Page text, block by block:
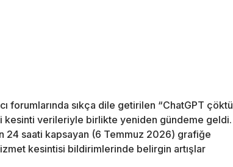
forumlarında sıkça dile getirilen “ChatGPT çöktü
kesinti verileriyle birlikte yeniden gündeme geldi.
24 saati kapsayan (6 Temmuz 2026) grafiğe
kesintisi bildirimlerinde belirgin artışlar